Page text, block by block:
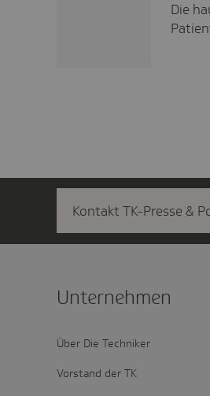
Die
Kontakt TK-Presse &
Unter­nehmen
Über Die Techniker
Vorstand der TK